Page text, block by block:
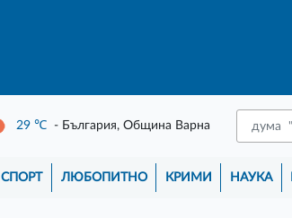
29 ℃ - България, Община Варна
СПОРТ ЛЮБОПИТНО КРИМИ НАУКА